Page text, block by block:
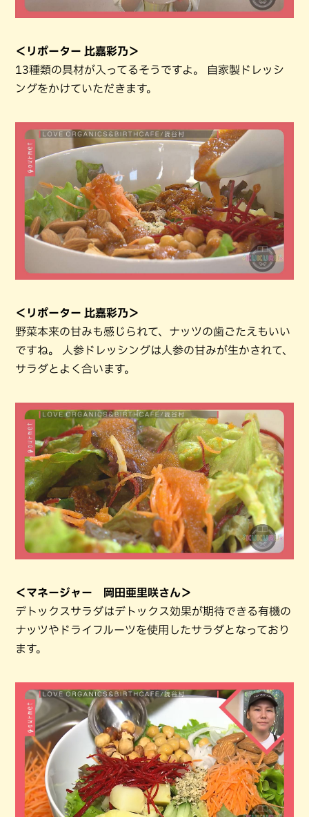
＜リポーター 比嘉彩乃＞
13種類の具材が入ってるそうですよ。 自家製ドレッシ
ングをかけていただきます。
＜リポーター 比嘉彩乃＞
野菜本来の甘みも感じられて、ナッツの歯ごたえもいい
ですね。 人参ドレッシングは人参の甘みが生かされて、
サラダとよく合います。
＜マネージャー 岡田亜里咲さん＞
デトックスサラダはデトックス効果が期待できる有機の
ナッツやドライフルーツを使用したサラダとなっており
ます。